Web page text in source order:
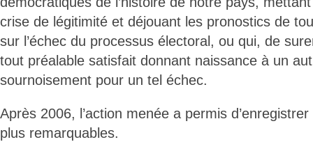
crise de légitimité et déjouant les pronostics de
sur l’échec du processus électoral, ou qui, de
tout préalable satisfait donnant naissance à un
sournoisement pour un tel échec.
Après 2006, l’action menée a permis
plus remarquables.